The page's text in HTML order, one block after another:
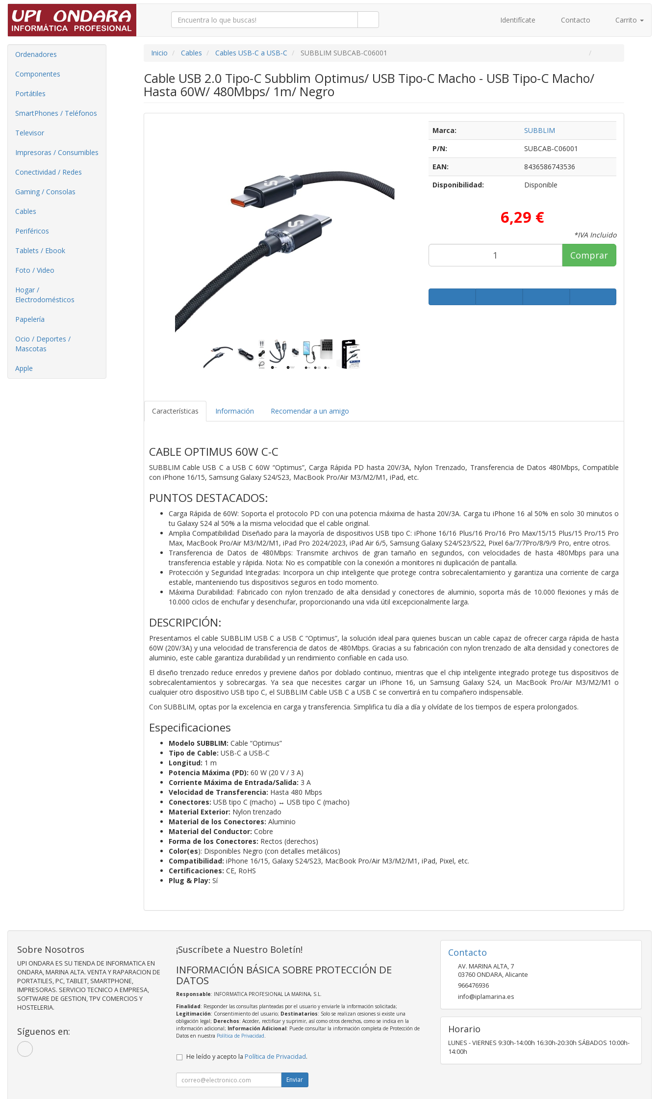
Identifícate Contacto Carrito
Ordenadores
Componentes
Portátiles
SmartPhones / Teléfonos
Televisor
Impresoras / Consumibles
Conectividad / Redes
Gaming / Consolas
Cables
Periféricos
Tablets / Ebook
Foto / Video
Hogar /
Electrodomésticos
Papelería
Ocio / Deportes /
Mascotas
Apple
Inicio Cables Cables USB-C a USB-C SUBBLIM SUBCAB-C06001
Cable USB 2.0 Tipo-C Subblim Optimus/ USB Tipo-C Macho - USB Tipo-C Macho/
Hasta 60W/ 480Mbps/ 1m/ Negro
Marca:
SUBBLIM
P/N:
SUBCAB-C06001
EAN:
8436586743536
Disponibilidad:
Disponible
6,29 €
*IVA Incluido
Comprar
Características Información Recomendar a un amigo
CABLE OPTIMUS 60W C-C
SUBBLIM Cable USB C a USB C 60W “Optimus”, Carga Rápida PD hasta 20V/3A, Nylon Trenzado, Transferencia de Datos 480Mbps, Compatible
con iPhone 16/15, Samsung Galaxy S24/S23, MacBook Pro/Air M3/M2/M1, iPad, etc.
PUNTOS DESTACADOS:
Carga Rápida de 60W: Soporta el protocolo PD con una potencia máxima de hasta 20V/3A. Carga tu iPhone 16 al 50% en solo 30 minutos o
tu Galaxy S24 al 50% a la misma velocidad que el cable original.
Amplia Compatibilidad Diseñado para la mayoría de dispositivos USB tipo C: iPhone 16/16 Plus/16 Pro/16 Pro Max/15/15 Plus/15 Pro/15 Pro
Max, MacBook Pro/Air M3/M2/M1, iPad Pro 2024/2023, iPad Air 6/5, Samsung Galaxy S24/S23/S22, Pixel 6a/7/7Pro/8/9/9 Pro, entre otros.
Transferencia de Datos de 480Mbps: Transmite archivos de gran tamaño en segundos, con velocidadesde hasta 480Mbps para una
transferencia estable y rápida. Nota: No es compatible con la conexión a monitores ni duplicación de pantalla.
Protección y Seguridad Integradas: Incorpora un chip inteligente que protege contra sobrecalentamiento y garantiza una corriente de carga
estable, manteniendo tus dispositivos seguros en todo momento.
Máxima Durabilidad: Fabricado con nylon trenzado de alta densidad y conectores de aluminio, soporta más de 10.000 flexiones y más de
10.000 ciclos de enchufar y desenchufar, proporcionando una vida útil excepcionalmente larga.
DESCRIPCIÓN:
Presentamos el cable SUBBLIM USB C a USB C “Optimus”, la solución ideal para quienes buscan uncable capaz de ofrecer carga rápida de hasta
60W (20V/3A) y una velocidad de transferencia de datos de 480Mbps. Gracias a su fabricación con nylon trenzado de alta densidad y conectores de
aluminio, este cable garantiza durabilidad y un rendimiento confiable en cada uso.
El diseño trenzado reduce enredos y previene daños por doblado continuo, mientras que el chipinteligente integrado protege tus dispositivos de
sobrecalentamientos y sobrecargas. Ya sea que necesites cargar un iPhone 16, un Samsung Galaxy S24, un MacBook Pro/Air M3/M2/M1 o
cualquier otro dispositivo USB tipo C, el SUBBLIM Cable USB C a USB C se convertirá en tu compañero indispensable.
Con SUBBLIM, optas por la excelencia en carga y transferencia. Simplifica tu día a día y olvídate de lostiempos de espera prolongados.
Especificaciones
Modelo SUBBLIM: Cable “Optimus”
Tipo de Cable: USB-C a USB-C
Longitud: 1 m
Potencia Máxima (PD): 60 W (20 V / 3 A)
Corriente Máxima de Entrada/Salida: 3 A
Velocidad de Transferencia: Hasta 480 Mbps
Conectores: USB tipo C (macho) ↔ USB tipo C (macho)
Material Exterior: Nylon trenzado
Material de los Conectores: Aluminio
Material del Conductor: Cobre
Forma de los Conectores: Rectos (derechos)
Color(es): Disponibles Negro (con detalles metálicos)
Compatibilidad: iPhone 16/15, Galaxy S24/S23, MacBook Pro/Air M3/M2/M1, iPad, Pixel, etc.
Certificaciones: CE, RoHS
Plug & Play: Sí
Sobre Nosotros
UPI ONDARA ES SU TIENDA DE INFORMATICA EN
ONDARA, MARINA ALTA. VENTA Y RAPARACION DE
PORTATILES, PC, TABLET, SMARTPHONE,
IMPRESORAS. SERVICIO TECNICO A EMPRESA,
SOFTWARE DE GESTION, TPV COMERCIOS Y
HOSTELERIA.
Síguenos en:
¡Suscríbete a Nuestro Boletín!
INFORMACIÓN BÁSICA SOBRE PROTECCIÓN DE
DATOS
Responsable: INFORMATICA PROFESIONAL LA MARINA, S.L.
Finalidad: Responder las consultas planteadas por el usuario y enviarle la información solicitada;
Legitimación: Consentimiento del usuario; Destinatarios: Solo se realizan cesiones si existe una
obligación legal; Derechos: Acceder, rectificar y suprimir, así como otros derechos, como se indica en la
información adicional; Información Adicional: Puede consultar la información completa de Protección de
Datos en nuestra Política de Privacidad.
He leído y acepto la Política de Privacidad.
Enviar
Contacto
AV. MARINA ALTA, 7
03760 ONDARA,Alicante
966476936
info@iplamarina.es
Horario
LUNES - VIERNES 9:30h-14:00h 16:30h-20:30h SÁBADOS 10:00h-
14:00h